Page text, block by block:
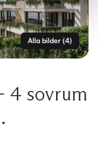
Alla bilder (4)
4 sovrum